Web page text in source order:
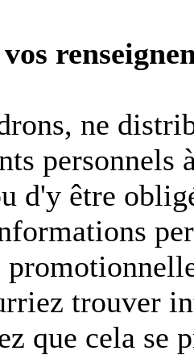
ne
d'y être
trouver
que cela se